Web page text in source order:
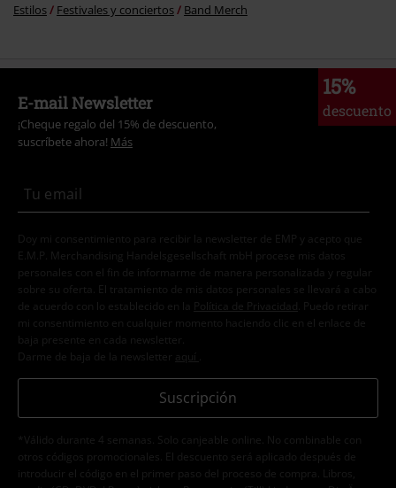
Estilos Festivales y conciertos Band Merch
15%
descuento
E-mail Newsletter
¡Cheque regalo del 15% de descuento,
suscríbete ahora! Más
Doy mi consentimiento para recibir la newsletter de EMP y acepto que
E.M.P. Merchandising Handelsgesellschaft mbH procese mis datos
personales con el fin de informarme de manera personalizada y regular
sobre su oferta. El tratamiento de mis datos personales se llevará a cabo
de acuerdo con lo establecido en la
Política de Privacidad . Puedo retirar
mi consentimiento en cualquier momento haciendo clic en el enlace de
baja presente en cada newsletter.
Darme de baja de la newsletter
aquí
Suscripción
*Válido durante 4 semanas. Solo canjeable online. No combinable con
otros códigos promocionales. El descuento será aplicado después de
introducir el código en el primer paso del proceso de compra. Libros,